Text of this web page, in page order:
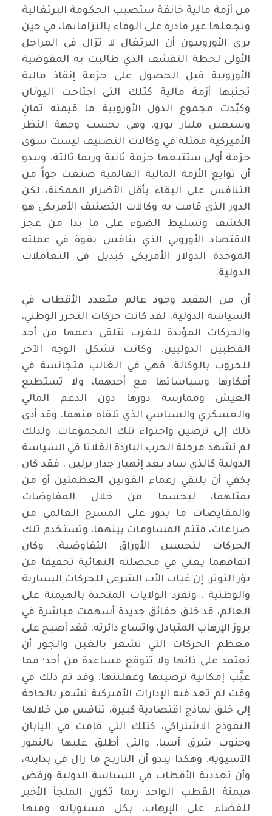
من أزمة مالية خانقة ستصيب الحكومة البرتغالية
وتجعلها غير قادرة على الوفاء بالتزاماتها، في حين
يرى الأوروبيون أن البرتغال لا تزال في المراحل
الأولى لخطة التقشف الذي طالبت به المفوضية
الأوروبية قبل الحصول على حزمة إنقاذ مالية
تجنبها أزمة مالية كتلك التي اجتاحت اليونان
وكبّدت مجموع الدول الأوروبية ما قيمته ثمانِ
وسبعين مليار يورو، وهي بحسب وجهة النظر
الأميركية ممثلة في وكالات التصنيف ليست سوى
حزمة أولى ستتبعها حزمة ثانية وربما ثالثة. ويبدو
أن توابع الأزمة المالية العالمية صنعت جواً من
التنافس على البقاء بأقل الأضرار الممكنة، لكن
الدور الذي قامت به وكالات التصنيف الأمريكي هو
الكشف وتسليط الضوء على ما بدا من عجز
الاقتصاد الأوروبي الذي ينافس بقوة في عملته
الموحدة الدولار الأمريكي كبديل في التعاملات
الدولية.
أن من المفيد وجود عالم متعدد الأقطاب في
السياسة الدولية. لقد كانت حركات التحرر الوطني،
والحركات المؤيدة للغرب تتلقى دعمها من أحد
القطبين الدوليين. وكانت تشكل الوجه الآخر
للحروب بالوكالة. فهي في الغالب متجانسة في
أفكارها وسياساتها مع أحدهما، ولا تستطيع
العيش وممارسة دورها دون الدعم المالي
والعسكري والسياسي الذي تلقاه منهما. وقد أدى
ذلك إلى ترصين واحتواء تلك المجموعات. ولذلك
لم تشهد مرحلة الحرب الباردة انفلاتا في السياسة
الدولية كالذي ساد بعد إنهيار جدار برلين . فقد كان
يكفي أن يلتقي زعماء القوتين العظمتين أو من
يمثلهما، ليحسما من خلال المفاوضات
والمقايضات ما يدور على المسرح العالمي من
صراعات، فتتم المساومات بينهما، وتستخدم تلك
الحركات لتحسين الأوراق التفاوضية. وكان
اتفاقهما يعني في محصلته النهائية تخفيفا من
بؤر التوتر. إن غياب الأب الشرعي للحركات اليسارية
والوطنية ، وتفرد الولايات المتحدة بالهيمنة على
العالم، قد خلق حقائق جديدة أسهمت مباشرة في
بروز الإرهاب المتبادل واتساع دائرته. فقد أصبح على
معظم الحركات التي تشعر بالغبن والجور أن
تعتمد على ذاتها ولا تتوقع مساعدة من أحد؛ مما
غيَّب إمكانية ترصينها وعقلنتها. وقد تم ذلك في
وقت لم تعد فيه الإدارات الأميركية تشعر بالحاجة
إلى خلق نماذج اقتصادية كبيرة، تنافس من خلالها
النموذج الاشتراكي، كتلك التي قامت في اليابان
وجنوب شرق آسيا، والتي أطلق عليها بالنمور
الآسيوية. وهكذا يبدو أن التاريخ ما زال في بدايته،
وأن تعددية الأقطاب في السياسة الدولية ورفض
هيمنة القطب الواحد ربما تكون الملجأ الأخير
للقضاء على الإرهاب، بكل مستوياته ومنها